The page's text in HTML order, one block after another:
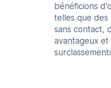
bénéficions
telles que des
sans contact,
avantageux et